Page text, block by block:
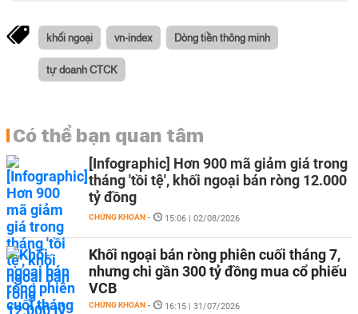
khối ngoại vn-index Dòng tiền thông minh
tự doanh CTCK
Có thể bạn quan tâm
[Infographic] Hơn 900 mã giảm giá trong
tháng 'tồi tệ', khối ngoại bán ròng 12.000
tỷ đồng
CHỨNG KHOÁN - 15:06 | 02/08/2026
Khối ngoại bán ròng phiên cuối tháng 7,
nhưng chi gần 300 tỷ đồng mua cổ phiếu
VCB
CHỨNG KHOÁN - 16:15 | 31/07/2026